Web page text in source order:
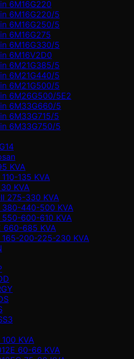
6M16G220
6M16G220/5
6M16G250/5
6M16G275
6M16G330/5
6M16V2D0
6M21G385/5
6M21G440/5
6M21G500/5
6M26G500/5E2
6M33G660/5
6M33G715/5
6M33G750/5
KVA
135 KVA
KVA
275-330 KVA
380-440-500 KVA
550-600-610 KVA
660-685 KVA
165-200-225-230 KVA
KVA
60-66 KVA